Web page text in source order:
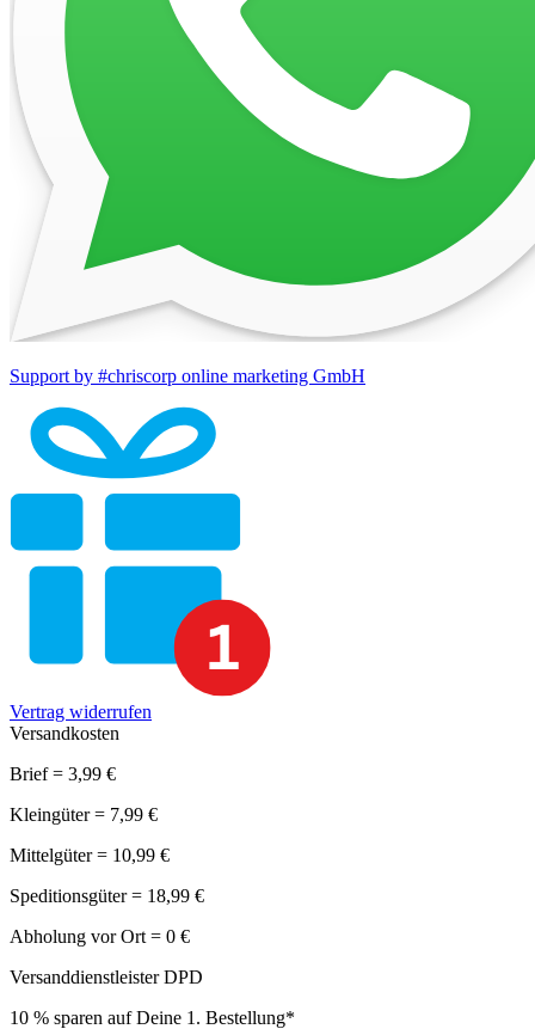
Support by #chriscorp online marketing GmbH
Vertrag widerrufen
Versandkosten
Brief = 3,99 €
Kleingüter = 7,99 €
Mittelgüter = 10,99 €
Speditionsgüter = 18,99 €
Abholung vor Ort = 0 €
Versanddienstleister DPD
10 % sparen auf Deine 1. Bestellung*